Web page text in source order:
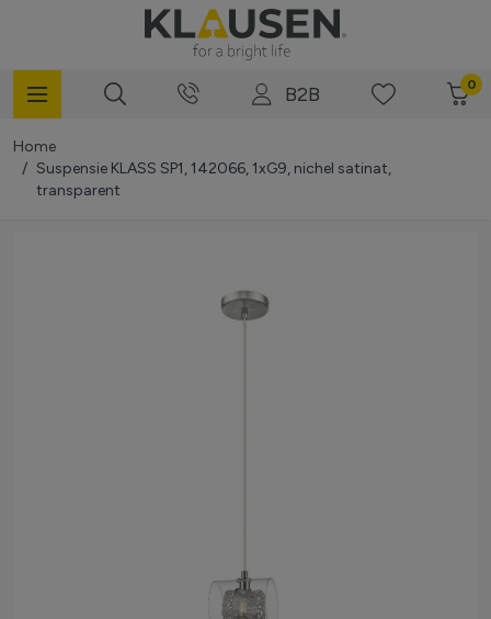
B2B 0
Home
/ Suspensie KLASS SP1, 142066, 1xG9, nichel satinat,
transparent